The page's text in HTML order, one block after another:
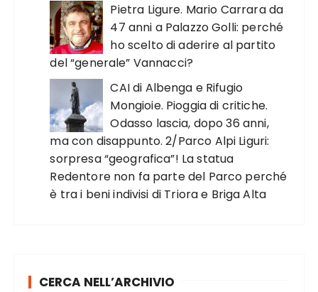
Pietra Ligure. Mario Carrara da
47 anni a Palazzo Golli: perché
ho scelto di aderire al partito
del “generale” Vannacci?
CAI di Albenga e Rifugio
Mongioie. Pioggia di critiche.
Odasso lascia, dopo 36 anni,
ma con disappunto. 2/Parco Alpi Liguri:
sorpresa “geografica”! La statua
Redentore non fa parte del Parco perché
è tra i beni indivisi di Triora e Briga Alta
CERCA NELL’ARCHIVIO